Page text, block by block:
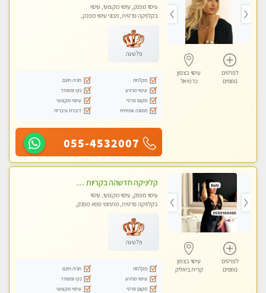
לפרטים
נוספים
עיסוי בצפון
כרמיאל
עיסוי מפנק, עיסוי מקצועי, עיסוי
בקלניקה פרטית, מכוני עיסוי מפנק,
פלטינה
מקלחת
חניה חינם
עיסוי מרגיע
נקי ומסודר
מקום פרטי
עיסוי מקצועי
תמונה אמיתית
דוברת עיברית
055-4532007
לפרטים
נוספים
עיסוי בצפון
קרית ביאליק
קליניקה חדשהה בקריות מעסה איכותית מפנקת ומקצועית מאוד+נשים +זוגות
עיסוי מפנק, עיסוי מקצועי, עיסוי
בקלניקה פרטית, מתחמי ספא מפנק,
לנשים בלבד
פלטינה
מקלחת
חניה חינם
עיסוי מרגיע
נקי ומסודר
מקום פרטי
עיסוי מקצועי